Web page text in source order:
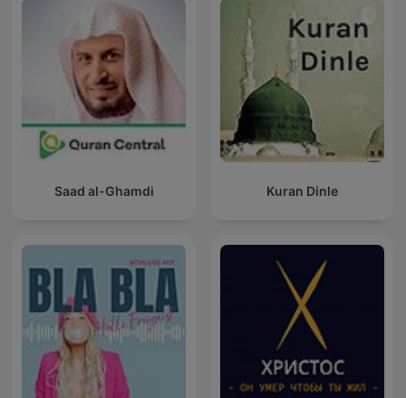
Saad al-Ghamdi Kuran Dinle